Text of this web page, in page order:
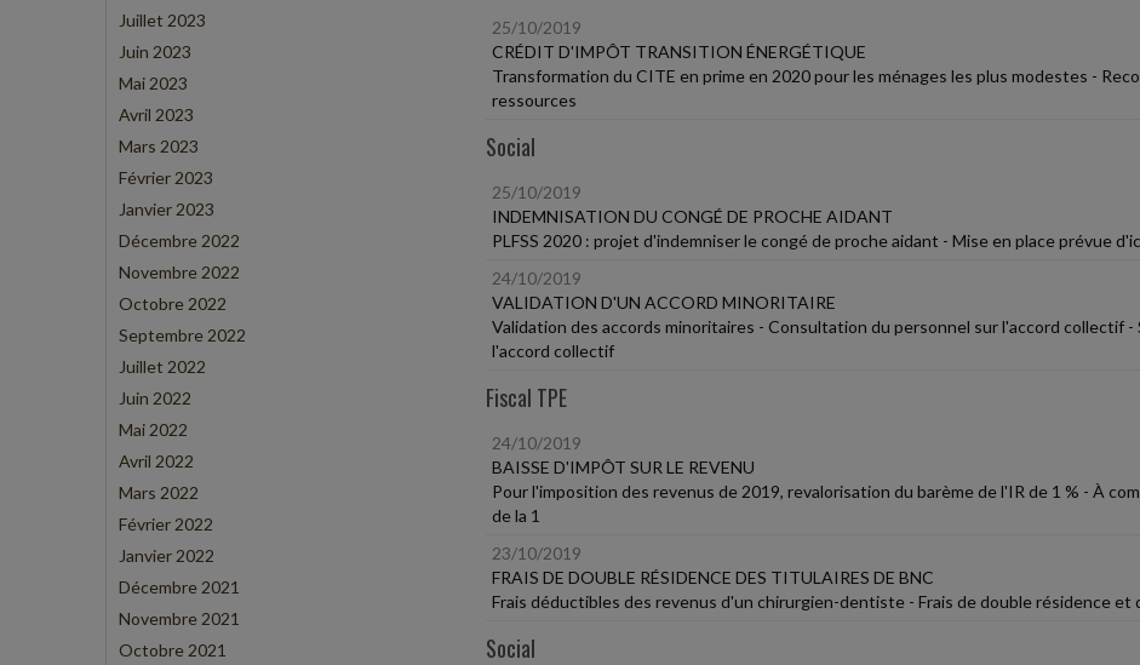
Juillet 2023
Juin 2023
Mai 2023
Avril 2023
Mars 2023
Février 2023
Janvier 2023
Décembre 2022
Novembre 2022
Octobre 2022
Septembre 2022
Juillet 2022
Juin 2022
Mai 2022
Avril 2022
Mars 2022
Février 2022
Janvier 2022
Décembre 2021
Novembre 2021
Octobre 2021
25/10/2019
CRÉDIT D'IMPÔT TRANSITION ÉNERGÉTIQUE
Transformation du CITE en prime en 2020 pour les ménages les plus modestes -
ressources
Social
25/10/2019
INDEMNISATION DU CONGÉ DE PROCHE AIDANT
PLFSS 2020 : projet d'indemniser le congé de proche aidant - Mise en place prévue
24/10/2019
VALIDATION D'UN ACCORD MINORITAIRE
Validation des accords minoritaires - Consultation du personnel sur l'accord collectif
l'accord collectif
Fiscal TPE
24/10/2019
BAISSE D'IMPÔT SUR LE REVENU
Pour l'imposition des revenus de 2019, revalorisation du barème de l'IR de 1 % - À
de la 1
23/10/2019
FRAIS DE DOUBLE RÉSIDENCE DES TITULAIRES DE BNC
Frais déductibles des revenus d'un chirurgien-dentiste - Frais de double résidence et
Social